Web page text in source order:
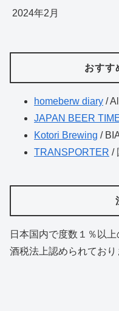
2024年2月
おすす
homeberw diary /
JAPAN BEER
Kotori Brewing /
TRANSPORTER /
日本国内で度数１％以
酒税法上認められており